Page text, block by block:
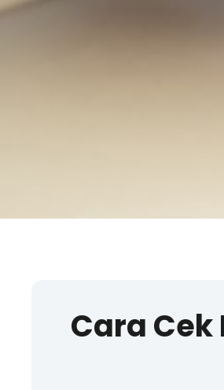
Cara Cek